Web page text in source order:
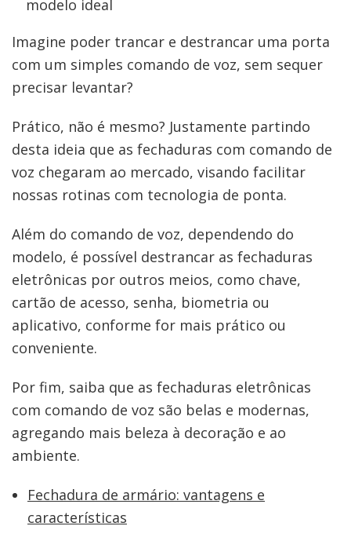
Imagine poder trancar e destrancar uma porta
com um simples comando de voz, sem sequer
precisar levantar?
Prático, não é mesmo? Justamente partindo
desta ideia que as fechaduras com comando de
voz chegaram ao mercado, visando facilitar
nossas rotinas com tecnologia de ponta.
Além do comando de voz, dependendo do
modelo, é possível destrancar as fechaduras
eletrônicas por outros meios, como chave,
cartão de acesso, senha, biometria ou
aplicativo, conforme for mais prático ou
conveniente.
Por fim, saiba que as fechaduras eletrônicas
com comando de voz são belas e modernas,
agregando mais beleza à decoração e ao
ambiente.
Fechadura de armário: vantagens e
características